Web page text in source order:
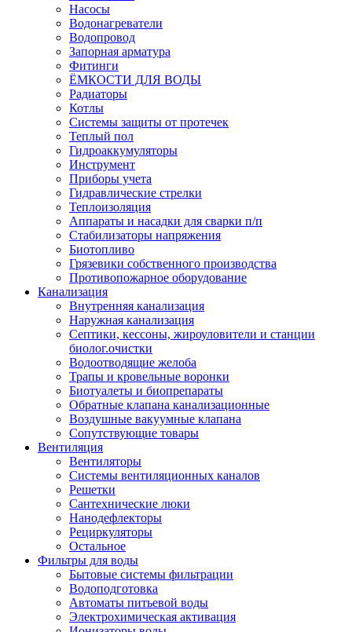
Насосы
Водонагреватели
Водопровод
Запорная арматура
Фитинги
ЁМКОСТИ ДЛЯ ВОДЫ
Радиаторы
Котлы
Системы защиты от протечек
Теплый пол
Гидроаккумуляторы
Инструмент
Приборы учета
Гидравлические стрелки
Теплоизоляция
Аппараты и насадки для сварки п/п
Стабилизаторы напряжения
Биотопливо
Грязевики собственного производства
Противопожарное оборудование
Канализация
Внутренняя канализация
Наружная канализация
Септики, кессоны, жироуловители и станции
биолог.очистки
Водоотводящие желоба
Трапы и кровельные воронки
Биотуалеты и биопрепараты
Обратные клапана канализационные
Воздушные вакуумные клапана
Сопутствующие товары
Вентиляция
Вентиляторы
Системы вентиляционных каналов
Решетки
Сантехнические люки
Нанодефлекторы
Рециркуляторы
Остальное
Фильтры для воды
Бытовые системы фильтрации
Водоподготовка
Автоматы питьевой воды
Электрохимическая активация